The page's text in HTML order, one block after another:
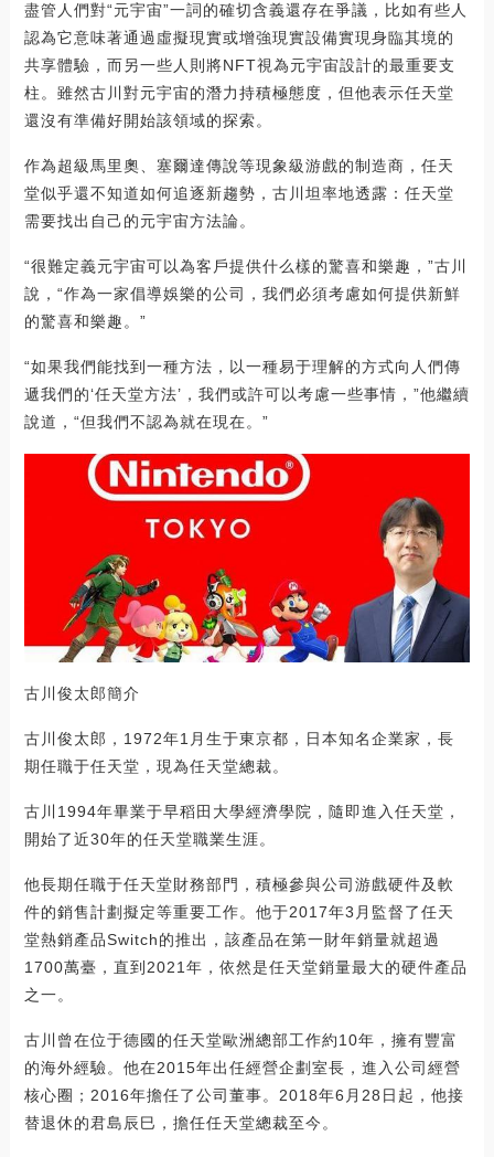
盡管人們對“元宇宙”一詞的確切含義還存在爭議，比如有些人
認為它意味著通過虛擬現實或增強現實設備實現身臨其境的
共享體驗，而另一些人則將NFT視為元宇宙設計的最重要支
柱。雖然古川對元宇宙的潛力持積極態度，但他表示任天堂
還沒有準備好開始該領域的探索。
作為超級馬里奧、塞爾達傳說等現象級游戲的制造商，任天
堂似乎還不知道如何追逐新趨勢，古川坦率地透露：任天堂
需要找出自己的元宇宙方法論。
“很難定義元宇宙可以為客戶提供什么樣的驚喜和樂趣，”古川
說，“作為一家倡導娛樂的公司，我們必須考慮如何提供新鮮
的驚喜和樂趣。”
“如果我們能找到一種方法，以一種易于理解的方式向人們傳
遞我們的‘任天堂方法’，我們或許可以考慮一些事情，”他繼續
說道，“但我們不認為就在現在。”
古川俊太郎簡介
古川俊太郎，1972年1月生于東京都，日本知名企業家，長
期任職于任天堂，現為任天堂總裁。
古川1994年畢業于早稻田大學經濟學院，隨即進入任天堂，
開始了近30年的任天堂職業生涯。
他長期任職于任天堂財務部門，積極參與公司游戲硬件及軟
件的銷售計劃擬定等重要工作。他于2017年3月監督了任天
堂熱銷產品Switch的推出，該產品在第一財年銷量就超過
1700萬臺，直到2021年，依然是任天堂銷量最大的硬件產品
之一。
古川曾在位于德國的任天堂歐洲總部工作約10年，擁有豐富
的海外經驗。他在2015年出任經營企劃室長，進入公司經營
核心圈；2016年擔任了公司董事。2018年6月28日起，他接
替退休的君島辰巳，擔任任天堂總裁至今。